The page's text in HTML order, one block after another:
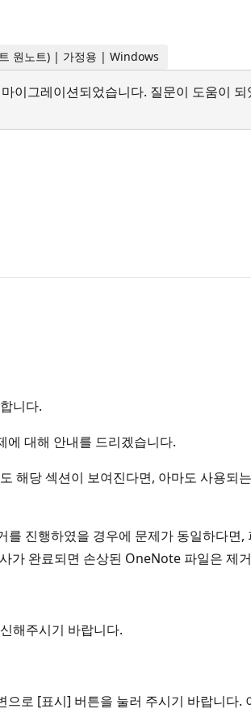
원노트) | 가정용 | Windows
이그레이션되었습니다. 질문이 도움이
니다.
에 대해 안내를 드리겠습니다.
해당 섹션이 보여진다면, 아마도 사용
진행하였을 경우에 문제가 동일하다
가 완료되면 손상된 OneNote 파일은 제
해주시기 바랍니다.
로 [표시] 버튼을 눌러 주시기 바랍니다